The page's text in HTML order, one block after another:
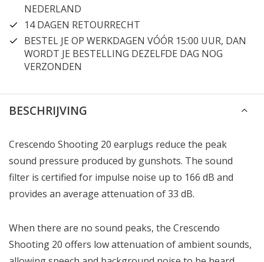
NEDERLAND
14 DAGEN RETOURRECHT
BESTEL JE OP WERKDAGEN VÓÓR 15:00 UUR, DAN
WORDT JE BESTELLING DEZELFDE DAG NOG
VERZONDEN
BESCHRIJVING
Crescendo Shooting 20 earplugs reduce the peak
sound pressure produced by gunshots. The sound
filter is certified for impulse noise up to 166 dB and
provides an average attenuation of 33 dB.
When there are no sound peaks, the Crescendo
Shooting 20 offers low attenuation of ambient sounds,